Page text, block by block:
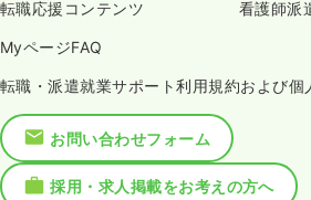
転職応援コンテンツ 看護師派
MyページFAQ
転職・派遣就業サポート利用規約および個
お問い合わせフォーム
採用・求人掲載をお考えの方へ